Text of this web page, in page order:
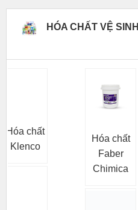
HÓA CHẤT VỆ SINH
Hóa chất
Klenco
Hóa chất
Faber
Chimica